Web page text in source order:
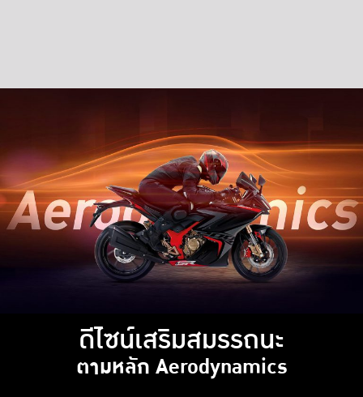
ดีไซน์เสริมสมรรถนะ
ตามหลัก Aerodynamics